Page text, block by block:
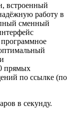
встроенный
работу в
сменный
прямых
по ссылке (по
в секунду.